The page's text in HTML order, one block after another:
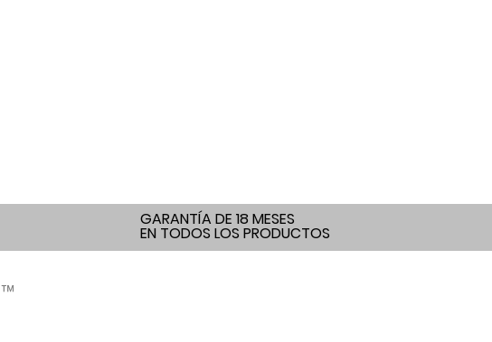
GARANTÍA DE 18 MESES
EN TODOS LOS PRODUCTOS
™